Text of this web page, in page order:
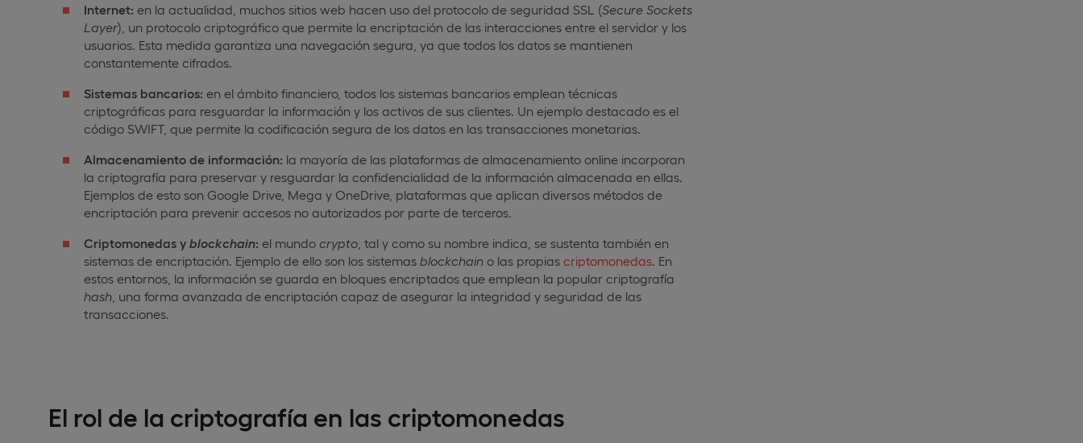
Internet: en la actualidad, muchos sitios web hacen uso del protocolo de seguridad SSL (Secure Sockets
Layer), un protocolo criptográfico que permite la encriptación de las interacciones entre el servidor y los
usuarios. Esta medida garantiza una navegación segura, ya que todos los datos se mantienen
constantemente cifrados.
Sistemas bancarios: en el ámbito financiero, todos los sistemas bancarios emplean técnicas
criptográficas para resguardar la información y los activos de sus clientes. Un ejemplo destacado es el
código SWIFT, que permite la codificación segura de los datos en las transacciones monetarias.
Almacenamiento de información: la mayoría de las plataformas de almacenamiento online incorporan
la criptografía para preservar y resguardar la confidencialidad de la información almacenada en ellas.
Ejemplos de esto son Google Drive, Mega y OneDrive, plataformas que aplican diversos métodos de
encriptación para prevenir accesos no autorizados por parte de terceros.
Criptomonedas y blockchain: el mundo crypto , tal y como su nombre indica, se sustenta también en
sistemas de encriptación. Ejemplo de ello son los sistemas blockchain o las propias criptomonedas . En
estos entornos, la información se guarda en bloques encriptados que emplean la popular criptografía
hash , una forma avanzada de encriptación capaz de asegurar la integridad y seguridad de las
transacciones.
El rol de la criptografía en las criptomonedas